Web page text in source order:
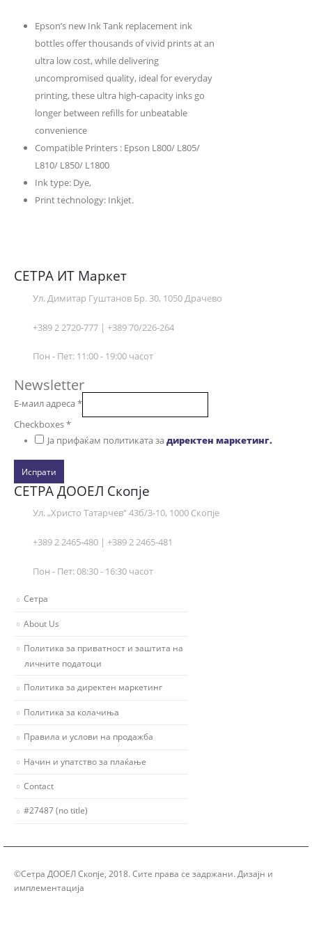
Epson’s new Ink Tank replacement ink
bottles offer thousands of vivid prints at an
ultra low cost, while delivering
uncompromised quality, ideal for everyday
printing, these ultra high-capacity inks go
longer between refills for unbeatable
convenience
Compatible Printers : Epson L800/ L805/
L810/ L850/ L1800
Ink type: Dye,
Print technology: Inkjet.
СЕТРА ИТ Маркет
Ул. Димитар Гуштанов Бр. 30, 1050 Драчево
+389 2 2720-777 | +389 70/226-264
Пон - Пет: 11:00 - 19:00 часот
Newsletter
Е-маил адреса*
Checkboxes*
Ја прифаќам политиката задиректен маркетинг.
Испрати
СЕТРА ДООЕЛ Скопје
Ул. „Христо Татарчев“ 43б/3-10, 1000 Скопје
+389 2 2465-480 | +389 2 2465-481
Пон - Пет: 08:30 - 16:30 часот
Сетра
About Us
Политика за приватност и заштита на
личните податоци
Политика за директен маркетинг
Политика за колачиња
Правила и услови на продажба
Начин и упатство за плаќање
Contact
#27487 (no title)
©Сетра ДООЕЛ Скопје, 2018. Сите права се задржани. Дизајн и
имплементација